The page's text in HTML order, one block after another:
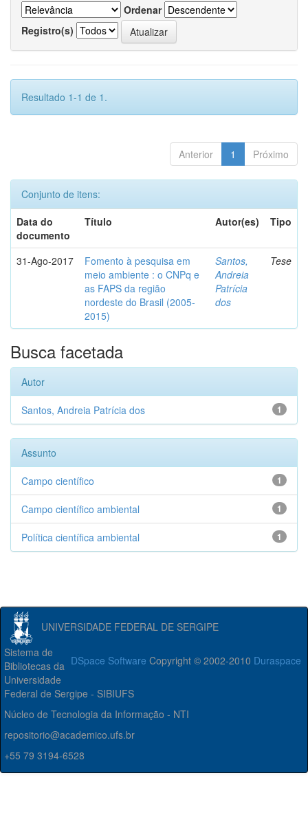
Ordenar
Registro(s)
Resultado 1-1 de 1.
Anterior 1 Próximo
Conjunto de itens:
Data do
documento
Título Autor(es) Tipo
31-Ago-2017
Fomento à pesquisa em
meio ambiente : o CNPq e
as FAPS da região
nordeste do Brasil (2005-
2015)
Santos,
Andreia
Patrícia
dos
Tese
Busca facetada
Autor
1
Santos, Andreia Patrícia dos
Assunto
1
Campo científico
1
Campo científico ambiental
1
Política científica ambiental
UNIVERSIDADE FEDERAL DE SERGIPE
DSpace Software Copyright © 2002-2010 Duraspace
Sistema de
Bibliotecas da
Universidade
Federal de Sergipe - SIBIUFS
Núcleo de Tecnologia da Informação - NTI
repositorio@academico.ufs.br
+55 79 3194-6528